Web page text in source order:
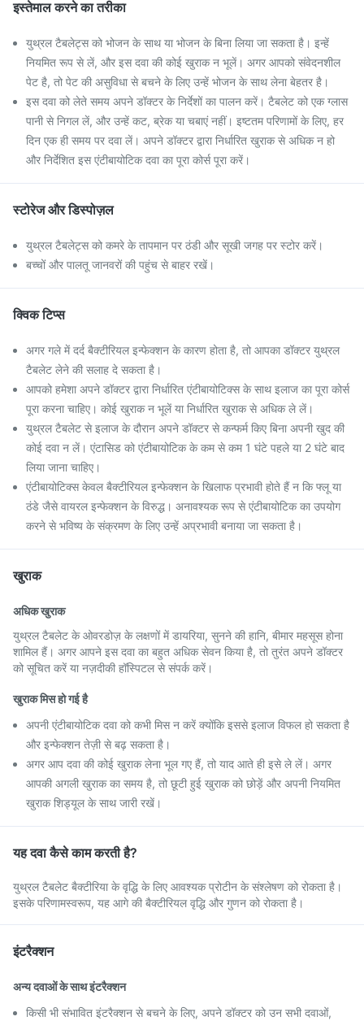
इस्तेमाल करने का तरीका
युथ्रल टैबलेट्स को भोजन के साथ या भोजन के बिना लिया जा सकता है। इन्हें
नियमित रूप से लें, और इस दवा की कोई खुराक न भूलें। अगर आपको संवेदनशील
पेट है, तो पेट की असुविधा से बचने के लिए उन्हें भोजन के साथ लेना बेहतर है।
इस दवा को लेते समय अपने डॉक्टर के निर्देशों का पालन करें। टैबलेट को एक ग्लास
पानी से निगल लें, और उन्हें कट, ब्रेक या चबाएं नहीं। इष्टतम परिणामों के लिए, हर
दिन एक ही समय पर दवा लें। अपने डॉक्टर द्वारा निर्धारित खुराक से अधिक न हो
और निर्देशित इस एंटीबायोटिक दवा का पूरा कोर्स पूरा करें।
स्टोरेज और डिस्पोज़ल
युथ्रल टैबलेट्स को कमरे के तापमान पर ठंडी और सूखी जगह पर स्टोर करें।
बच्चों और पालतू जानवरों की पहुंच से बाहर रखें।
क्विक टिप्स
अगर गले में दर्द बैक्टीरियल इन्फेक्शन के कारण होता है, तो आपका डॉक्टर युथ्रल
टैबलेट लेने की सलाह दे सकता है।
आपको हमेशा अपने डॉक्टर द्वारा निर्धारित एंटीबायोटिक्स के साथ इलाज का पूरा कोर्स
पूरा करना चाहिए। कोई खुराक न भूलें या निर्धारित खुराक से अधिक ले लें।
युथ्रल टैबलेट से इलाज के दौरान अपने डॉक्टर से कन्फर्म किए बिना अपनी खुद की
कोई दवा न लें। एंटासिड को एंटीबायोटिक के कम से कम 1 घंटे पहले या 2 घंटे बाद
लिया जाना चाहिए।
एंटीबायोटिक्स केवल बैक्टीरियल इन्फेक्शन के खिलाफ प्रभावी होते हैं न कि फ्लू या
ठंडे जैसे वायरल इन्फेक्शन के विरुद्ध। अनावश्यक रूप से एंटीबायोटिक का उपयोग
करने से भविष्य के संक्रमण के लिए उन्हें अप्रभावी बनाया जा सकता है।
खुराक
अधिक खुराक
युथ्रल टैबलेट के ओवरडोज़ के लक्षणों में डायरिया, सुनने की हानि, बीमार महसूस होना
शामिल हैं। अगर आपने इस दवा का बहुत अधिक सेवन किया है, तो तुरंत अपने डॉक्टर
को सूचित करें या नज़दीकी हॉस्पिटल से संपर्क करें।
खुराक मिस हो गई है
अपनी एंटीबायोटिक दवा को कभी मिस न करें क्योंकि इससे इलाज विफल हो सकता है
और इन्फेक्शन तेज़ी से बढ़ सकता है।
अगर आप दवा की कोई खुराक लेना भूल गए हैं, तो याद आते ही इसे ले लें। अगर
आपकी अगली खुराक का समय है, तो छूटी हुई खुराक को छोड़ें और अपनी नियमित
खुराक शिड्यूल के साथ जारी रखें।
यह दवा कैसे काम करती है?
युथ्रल टैबलेट बैक्टीरिया के वृद्धि के लिए आवश्यक प्रोटीन के संश्लेषण को रोकता है।
इसके परिणामस्वरूप, यह आगे की बैक्टीरियल वृद्धि और गुणन को रोकता है।
इंटरैक्शन
अन्य दवाओं के साथ इंटरैक्शन
किसी भी संभावित इंटरैक्शन से बचने के लिए, अपने डॉक्टर को उन सभी दवाओं,